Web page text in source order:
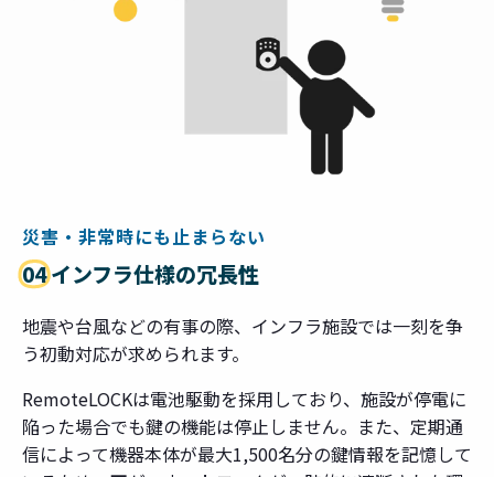
災害・非常時にも止まらない
04インフラ仕様の冗長性
地震や台風などの有事の際、インフラ施設では一刻を争
う初動対応が求められます。
RemoteLOCKは電池駆動を採用しており、施設が停電に
陥った場合でも鍵の機能は停止しません。また、定期通
信によって機器本体が最大1,500名分の鍵情報を記憶して